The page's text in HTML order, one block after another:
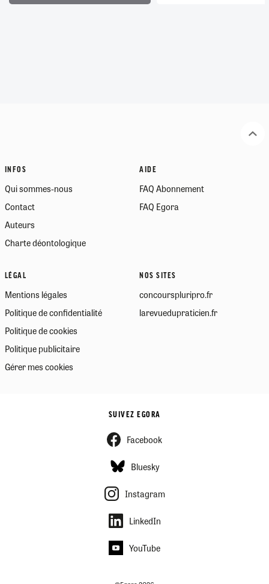
INFOS
Qui sommes-nous
Contact
Auteurs
Charte déontologique
AIDE
FAQ Abonnement
FAQ Egora
LÉGAL
Mentions légales
Politique de confidentialité
Politique de cookies
Politique publicitaire
Gérer mes cookies
NOS SITES
concourspluripro.fr
larevuedupraticien.fr
SUIVEZ EGORA
Facebook
Bluesky
Instagram
LinkedIn
YouTube